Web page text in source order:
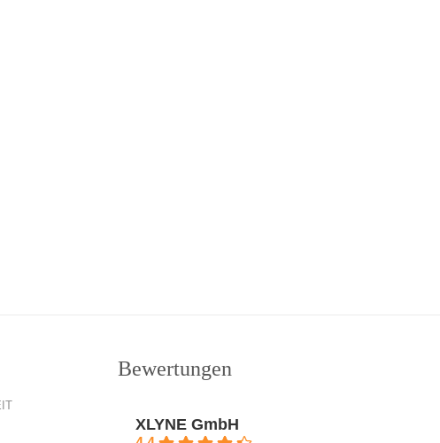
Bewertungen
XLYNE GmbH